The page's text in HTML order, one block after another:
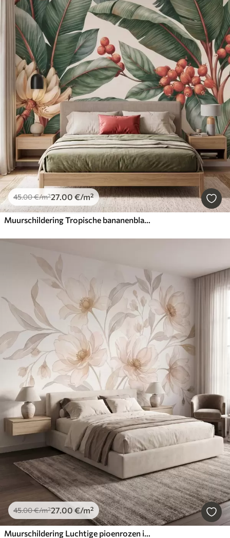
45.00€/m²27.00€/m²
Muurschildering Tropische bananenbladeren met trossen rode koffiebessen, in aquarelstijl
45.00€/m²27.00 €/m²
Muurschildering Luchtige pioenrozen in zachte, poederbeige tinten